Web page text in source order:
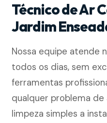
Técnico de Ar
Jardim
Nossa equipe atende
todos os dias, sem
ferramentas
qualquer problema
limpeza simples a